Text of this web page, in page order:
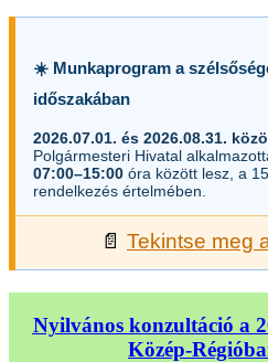
☀️ Munkaprogram a
időszakában
2026.07.01. és 2026.08.31.
Polgármesteri Hivatal
07:00–15:00 óra között lesz, a
rendelkezés értelmében.
📄 Tekintse meg
Nyilvános konzultáció a
Közép-